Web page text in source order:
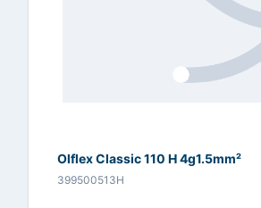
Olflex Classic 110 H 4g1.5mm²
399500513H